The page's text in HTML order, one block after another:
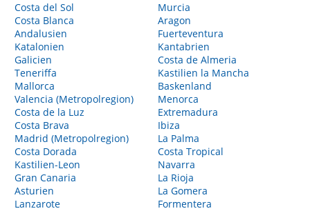
Costa del Sol
Costa Blanca
Andalusien
Katalonien
Galicien
Teneriffa
Mallorca
Valencia (Metropolregion)
Costa de la Luz
Costa Brava
Madrid (Metropolregion)
Costa Dorada
Kastilien-Leon
Gran Canaria
Asturien
Lanzarote
Murcia
Aragon
Fuerteventura
Kantabrien
Costa de Almeria
Kastilien la Mancha
Baskenland
Menorca
Extremadura
Ibiza
La Palma
Costa Tropical
Navarra
La Rioja
La Gomera
Formentera